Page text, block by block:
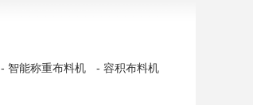
- 智能称重布料机 - 容积布料机